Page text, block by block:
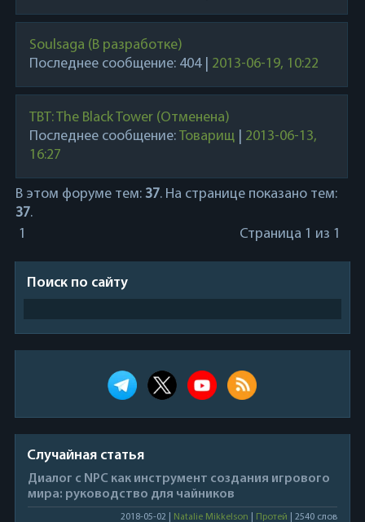
Soulsaga (В разработке)
Последнее сообщение: 404| 2013-06-19, 10:22
TBT: The Black Tower (Отменена)
Последнее сообщение: Товарищ| 2013-06-13,
16:27
В этом форуме тем: 37. На странице показано тем:
37.
Страница 1 из 1
1
Поиск по сайту
Случайная статья
Диалог с NPC как инструмент создания игрового
мира: руководство для чайников
2018-05-02 | Natalie Mikkelson Протей | 2540 слов